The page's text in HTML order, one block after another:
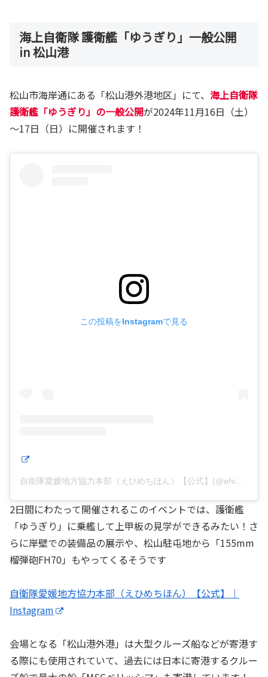
海上自衛隊 護衛艦「ゆうぎり」一般公開
in 松山港
松山市海岸通にある「松山港外港地区」にて、 海上自衛隊
護衛艦「ゆうぎり」の一般公開が2024年11月16日（土）
～17日（日）に開催されます！
この投稿をInstagramで見る
自衛隊愛媛地方協力本部（えひめちほん）【公式】(@ehime_pco)がシェアした投稿
2日間にわたって開催されるこのイベントでは、護衛艦
「ゆうぎり」に乗艦して上甲板の見学ができるみたい！さ
らに岸壁での装備品の展示や、松山駐屯地から「155mm
榴弾砲FH70」もやってくるそうです
自衛隊愛媛地方協力本部（えひめちほん）【公式】｜
Instagram
会場となる「松山港外港」は大型クルーズ船などが寄港す
る際にも使用されていて、過去には日本に寄港するクルー